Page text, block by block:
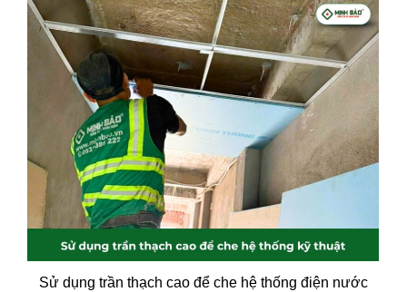
Sử dụng trần thạch cao để che hệ thống điện nước